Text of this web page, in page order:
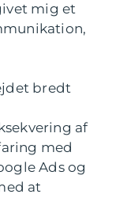
mig et
bredt
af
med
Ads og
at